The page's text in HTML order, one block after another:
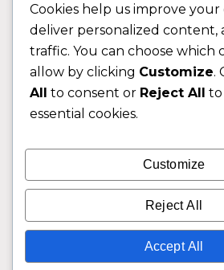
Contactos
Sobre nos
FAQ (Perguntas Frequentes)
CLIENTE
Área do Cliente
Livro de Reclamações
© 2026 Fixngo TODOS OS
Cookies help us improve your
deliver personalized content,
traffic. You can choose which
allow by clicking Customize.
All to consent or Reject All to
essential cookies.
Customize
Reject All
Accept All